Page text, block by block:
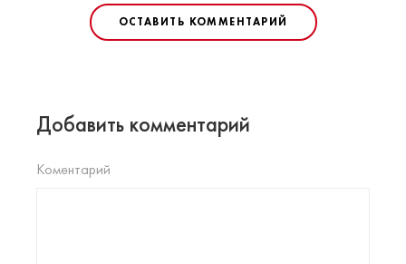
ОСТАВИТЬ КОММЕНТАРИЙ
Добавить комментарий
Коментарий